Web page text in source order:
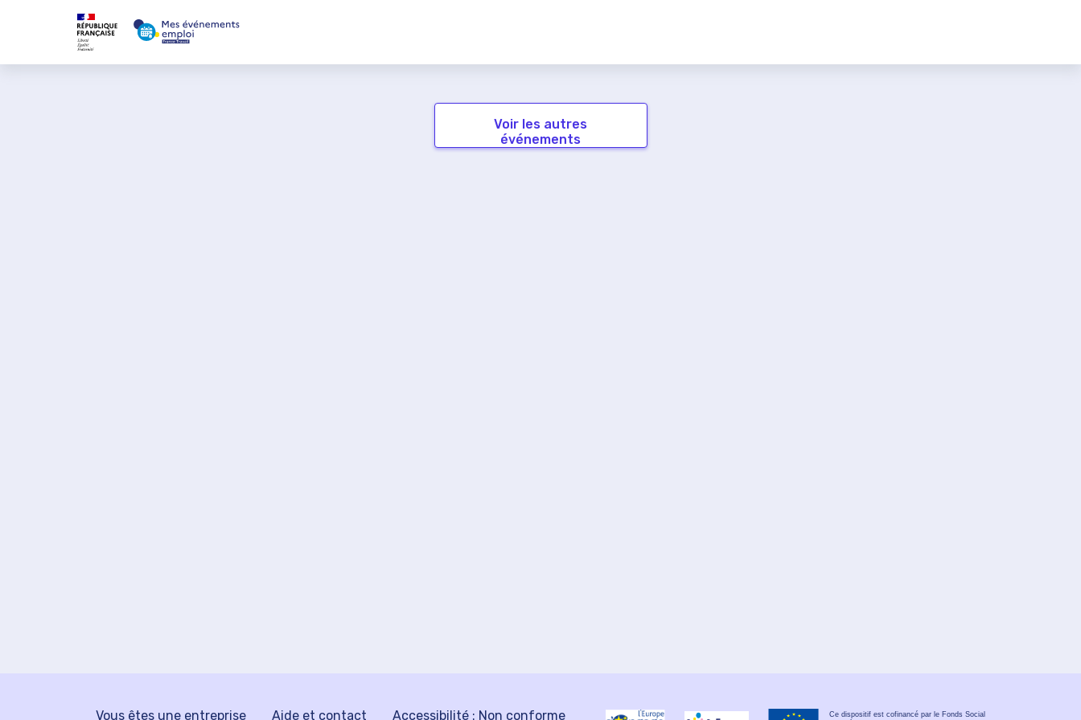
Voir les autres
événements
Vous êtes une entreprise Aide et contact Accessibilité : Non conforme
Ce dispositif est cofinancé par le Fonds Social